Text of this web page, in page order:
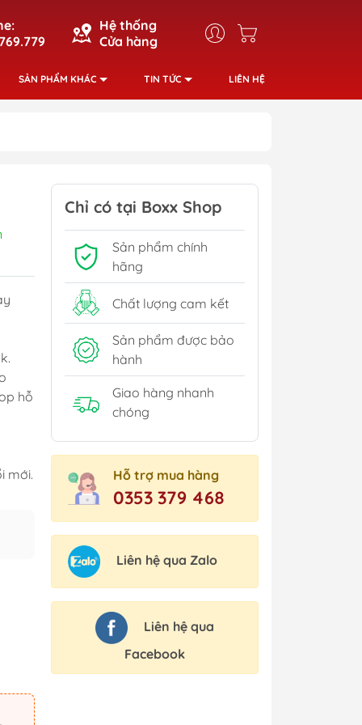
Hệ thống
Cửa hàng
SẢN PHẨM KHÁC TIN TỨC LIÊN HỆ
hỗ
mới.
Chỉ có tại Boxx Shop
Sản phẩm chính
hãng
Chất lượng cam kết
Sản phẩm được bảo
hành
Giao hàng nhanh
chóng
Hỗ trợ mua hàng
0353 379 468
Liên hệ qua Zalo
Liên hệ qua
Facebook